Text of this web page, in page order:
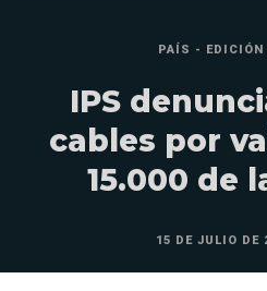
PAÍS - EDICIÓN
IPS
cables por
15.000 de
15 DE JULIO DE